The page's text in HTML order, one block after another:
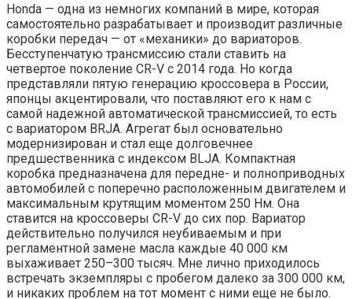
Honda — одна из немногих компаний в мире, которая
самостоятельно разрабатывает и производит различные
коробки передач — от «механики» до вариаторов.
Бесступенчатую трансмиссию стали ставить на
четвертое поколение CR-V c 2014 года. Но когда
представляли пятую генерацию кроссовера в России,
японцы акцентировали, что поставляют его к нам с
самой надежной автоматической трансмиссией, то есть
с вариатором BRJA. Агрегат был основательно
модернизирован и стал еще долговечнее
предшественника с индексом BLJA. Компактная
коробка предназначена для передне- и полноприводных
автомобилей с поперечно расположенным двигателем и
максимальным крутящим моментом 250 Нм. Она
ставится на кроссоверы CR-V до сих пор. Вариатор
действительно получился неубиваемым и при
регламентной замене масла каждые 40 000 км
выхаживает 250–300 тысяч. Мне лично приходилось
встречать экземпляры с пробегом далеко за 300 000 км,
и никаких проблем на тот момент с ними еще не было.